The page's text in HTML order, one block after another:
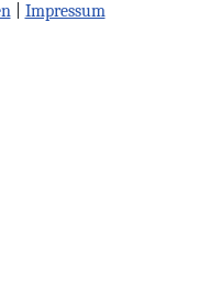
| Impressum